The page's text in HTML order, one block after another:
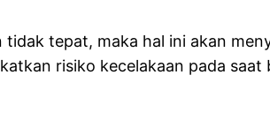
tepat, maka hal ini akan
risiko kecelakaan pada